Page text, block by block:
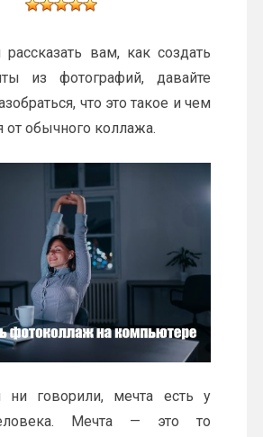
вам, как создать
из фотографий, давайте
что это такое и чем
от обычного коллажа.
говорили, мечта есть у
Мечта — это то